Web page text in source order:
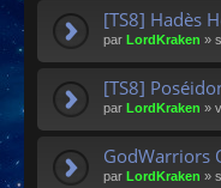
[TS8] Hadès
par LordKraken »
[TS8]
par LordKraken »
GodWarriors
par LordKraken »